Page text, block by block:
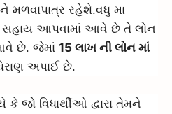
મળવાપાત્ર રહેશે.વધુ મા
સહાય આપવામાં આવે છે તે લોન
છે. જેમાં 15 લાખ ની લોન માં
અપાઈ છે.
વિધાર્થીઓ દ્વારા તેમને